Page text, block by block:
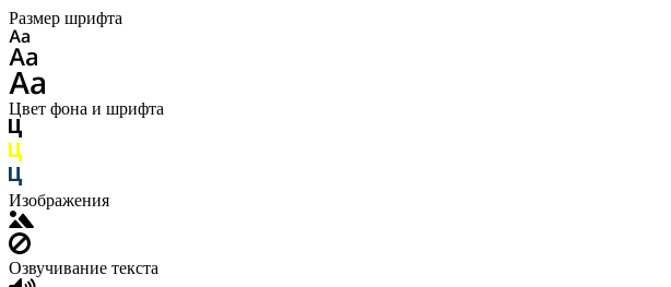
Размер шрифта
Цвет фона и шрифта
Изображения
Озвучивание текста